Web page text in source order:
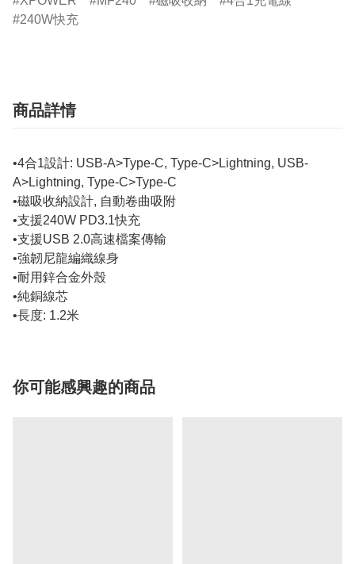
240W快充
商品詳情
•4合1設計: USB-A>Type-C, Type-C>Lightning, USB-
A>Lightning, Type-C>Type-C
•磁吸收納設計, 自動卷曲吸附
•支援240W PD3.1快充
•支援USB 2.0高速檔案傳輸
•強韌尼龍編織線身
•耐用鋅合金外殼
•純銅線芯
•長度: 1.2米
你可能感興趣的商品